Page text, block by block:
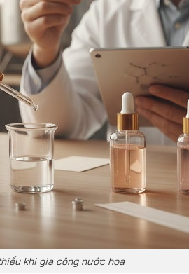
khi gia công nước hoa